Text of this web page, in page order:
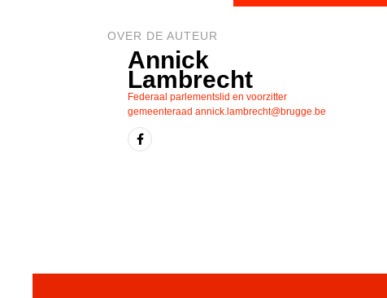
OVER DE AUTEUR
Annick
Lambrecht
Federaal parlementslid en voorzitter
gemeenteraad annick.lambrecht@brugge.be